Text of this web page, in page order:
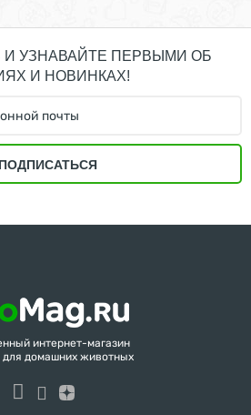
УЗНАВАЙТЕ ПЕРВЫМИ ОБ
И НОВИНКАХ!
ПОДПИСАТЬСЯ
интернет-магазин
для домашних животных